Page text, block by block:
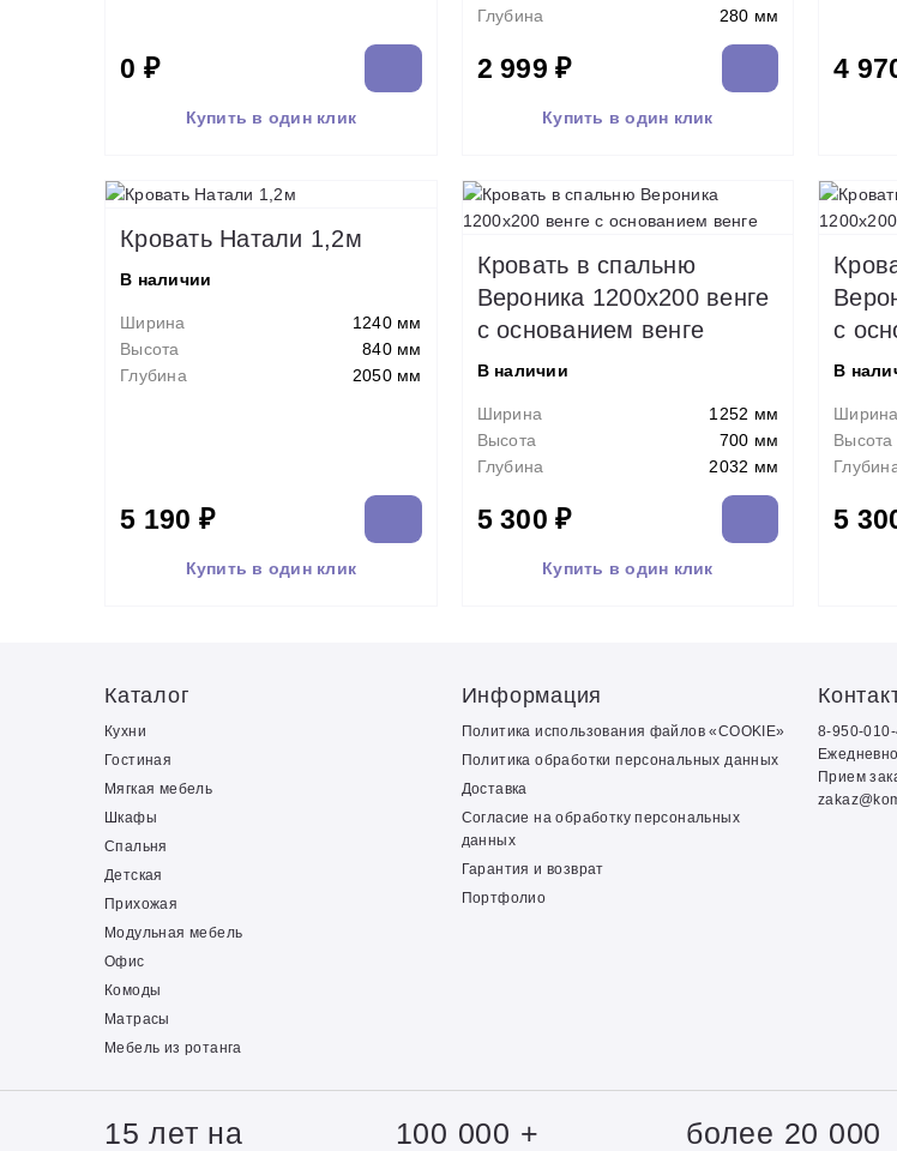
0 ₽
Купить в один клик
Глубина
280 мм
2 999 ₽
Купить в один клик
4
Кровать Натали 1,2м
В наличии
Ширина
1240 мм
Высота
840 мм
Глубина
2050 мм
5 190 ₽
Купить в один клик
Кровать в спальню
Вероника 1200х200 венге
с основанием венге
В наличии
Ширина
1252 мм
Высота
700 мм
Глубина
2032 мм
5 300 ₽
Купить в один клик
с
В
Ширина
Высота
5
Каталог
Кухни
Гостиная
Мягкая мебель
Шкафы
Спальня
Детская
Прихожая
Модульная мебель
Офис
Комоды
Матрасы
Мебель из ротанга
Информация
Политика использования файлов «COOKIE»
Политика обработки персональных данных
Доставка
Согласие на обработку персональных
данных
Гарантия и возврат
Портфолио
8-950-
Прием
15 лет на 100 000 + более 20 000